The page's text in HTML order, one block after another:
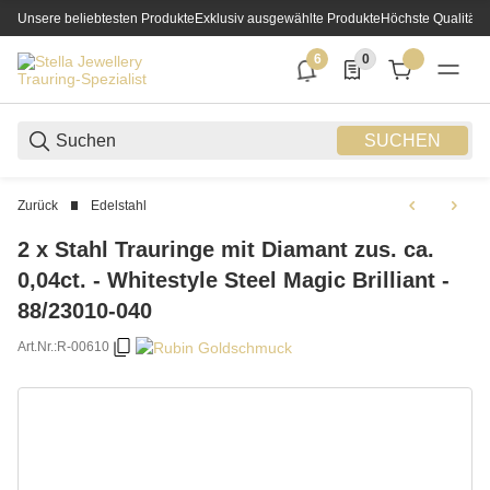
Unsere beliebtesten ProdukteExklusiv ausgewählte ProdukteHöchste Qualität
SUCHEN
6
6 neue Notifizierungen
0
0 Produkte in der
Zurück Edelstahl
2 x Stahl Trauringe mit Diamant zus. ca.
0,04ct. - Whitestyle Steel Magic Brilliant -
88/23010-040
Art.Nr.:R-00610